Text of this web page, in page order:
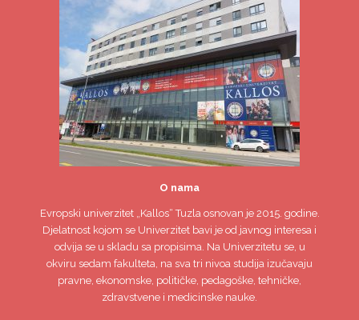
O nama
Evropski univerzitet„Kallos“ Tuzla osnovan je 2015. godine.
Djelatnost kojom se Univerzitet bavi je od javnog interesa i
odvija se u skladu sa propisima. Na Univerzitetu se, u
okviru sedam fakulteta, na sva tri nivoa studija izučavaju
pravne, ekonomske, političke, pedagoške, tehničke,
zdravstvene i medicinske nauke.